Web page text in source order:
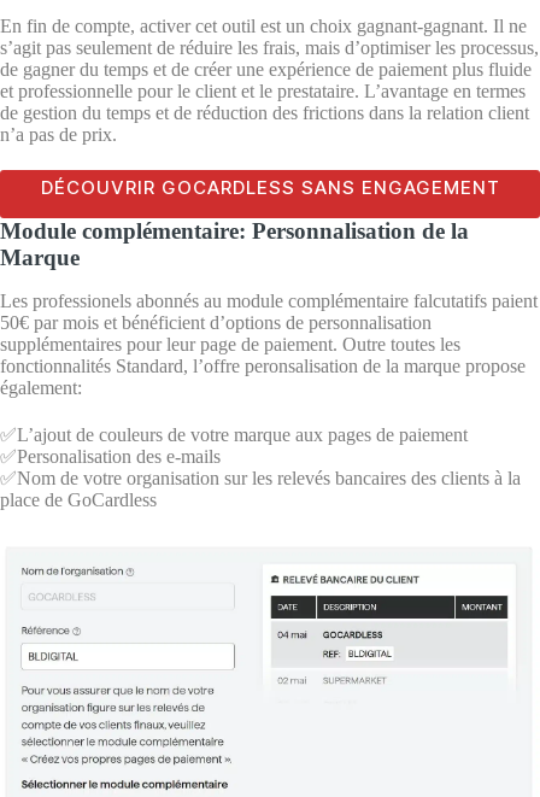
En fin de compte, activer cet outil est un choix gagnant-gagnant. Il ne
s’agit pas seulement de réduire les frais, mais d’optimiser les processus,
de gagner du temps et de créer une expérience de paiement plus fluide
et professionnelle pour le client et le prestataire. L’avantage en termes
de gestion du temps et de réduction des frictions dans la relation client
n’a pas de prix.
DÉCOUVRIR GOCARDLESS SANS ENGAGEMENT
Module complémentaire: Personnalisation de la
Marque
Les professionels abonnés au module complémentaire falcutatifs paient
50€ par mois et bénéficient d’options de personnalisation
supplémentaires pour leur page de paiement. Outre toutes les
fonctionnalités Standard, l’offre peronsalisation de la marque propose
également:
✅L’ajout de couleurs de votre marque aux pages de paiement
✅Personalisation des e-mails
✅Nom de votre organisation sur les relevés bancaires des clients à la
place de GoCardless